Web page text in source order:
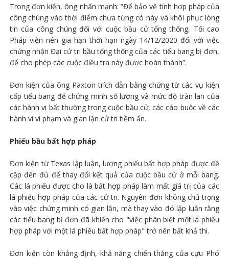
Trong đơn kiện, ông nhấn mạnh: “Để bảo vệ tính hợp pháp của
công chúng vào thời điểm chưa từng có này và khôi phục lòng
tin của công chúng đối với cuộc bầu cử tổng thống, Tối cao
Pháp viện nên gia hạn thời hạn ngày 14/12/2020 đối với việc
chứng nhận Đại cử tri bầu tổng thống của các tiểu bang bị đơn,
để cho phép các cuộc điều tra này được hoàn thành”.
Đơn kiện của ông Paxton trích dẫn bằng chứng từ các vụ kiện
cấp tiểu bang để chứng minh số lượng và mức độ tràn lan của
các hành vi bất thường trong cuộc bầu cử, các cáo buộc về các
hành vi vi phạm và gian lận cử tri tiềm ẩn.
Phiếu bầu bất hợp pháp
Đơn kiện từ Texas lập luận, lượng phiếu bất hợp pháp được đề
cập đến đủ để thay đổi kết quả của cuộc bầu cử ở mỗi bang.
Các lá phiếu được cho là bất hợp pháp làm mất giá trị của các
lá phiếu hợp pháp của các cử tri. Nguyên đơn không chú trọng
vào việc chứng minh có gian lận, mà thay vào đó lập luận rằng
các tiểu bang bị đơn đã khiến cho "việc phân biệt một lá phiếu
hợp pháp với một lá phiếu bất hợp pháp" trở nên bất khả thi.
Đơn kiện còn khẳng định, khả năng chiến thắng của cựu Phó